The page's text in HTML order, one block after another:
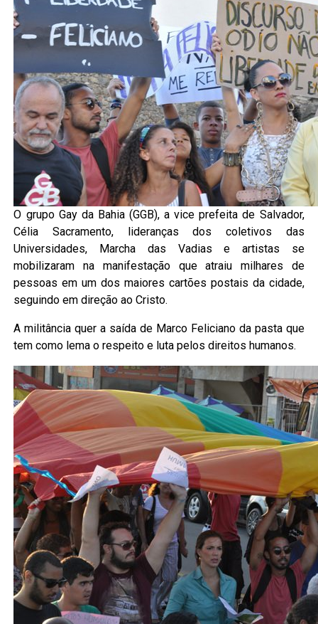
O grupo Gay da Bahia (GGB), a vice prefeita de Salvador,
Célia Sacramento, lideranças dos coletivos das
Universidades, Marcha das Vadias e artistas se
mobilizaram na manifestação que atraiu milhares de
pessoas em um dos maiores cartões postais da cidade,
seguindo em direção ao Cristo.
A militância quer a saída de Marco Feliciano da pasta que
tem como lema o respeito e luta pelos direitos humanos.